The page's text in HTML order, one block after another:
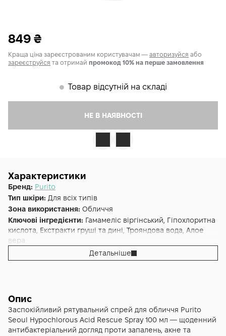
849 ₴
Краща ціна зареєстрованим користувачам — авторизуйся або
зареєструйся та отримай промокод 10% на перше замовлення
𒊹 Товар відсутній на складі
НЕ В НАЯВНОСТІ
Характеристики
Бренд: Purito
Тип шкіри: Для всіх типів
Зона використання: Обличчя
Ключові інгредієнти: Гамамеліс віргінський, Гіпохлоритна
кислота, Екстракти груші та дині, Трояндова вода, Алое
вера
Заспокоєння,Живлення
пор
Альтернативна назва:
Rescue Spray
Детальніше
Опис
Заспокійливий рятувальний спрей для обличчя Purito
Seoul Hypochlorous Acid Rescue Spray 100 мл — щоденний
антибактеріальний догляд проти запалень, акне та